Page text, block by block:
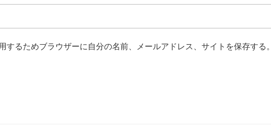
するためブラウザーに自分の名前、メールアドレス、サイトを保存する。